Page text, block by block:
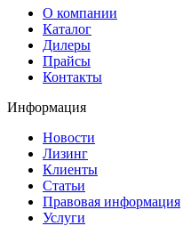
О компании
Каталог
Дилеры
Прайсы
Контакты
Информация
Новости
Лизинг
Клиенты
Статьи
Правовая информация
Услуги